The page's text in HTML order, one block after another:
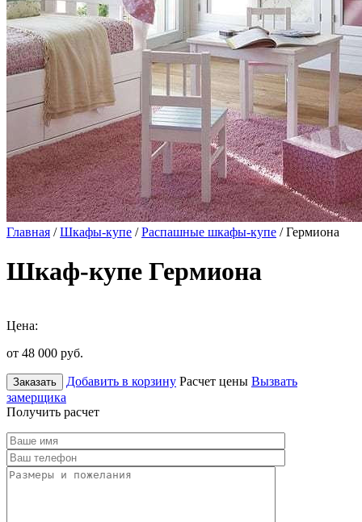
Главная /Шкафы-купе /Распашные шкафы-купе / Гермиона
Шкаф-купе Гермиона
Цена:
от 48 000 руб.
Заказать Добавить в корзину Расчет цены Вызвать
замерщика
Получить расчет